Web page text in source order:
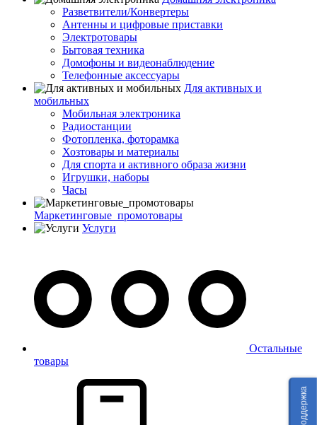
Разветвители/Конвертеры
Антенны и цифровые приставки
Электротовары
Бытовая техника
Домофоны и видеонаблюдение
Телефонные аксессуары
Для активных и
мобильных
Мобильная электроника
Радиостанции
Фотопленка, фоторамка
Хозтовары и материалы
Для спорта и активного образа жизни
Игрушки, наборы
Часы
Маркетинговые_промотовары
Услуги
Остальные
товары